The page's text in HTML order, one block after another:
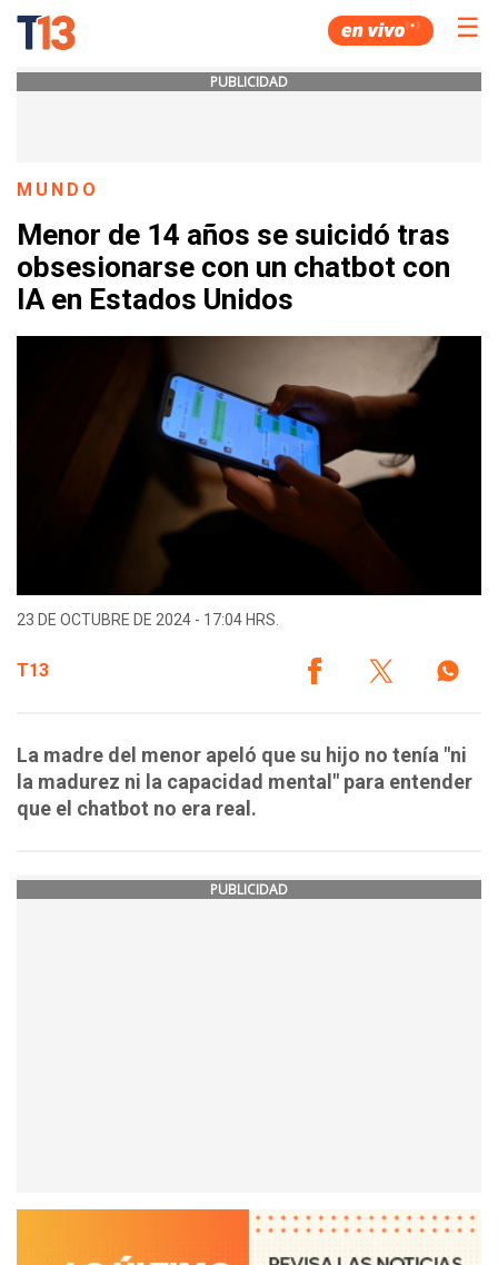
☰
PUBLICIDAD
MUNDO
Menor de 14 años se suicidó tras
obsesionarse con un chatbot con
IA en Estados Unidos
23 DE OCTUBRE DE 2024 - 17:04 HRS.
T13
La madre del menor apeló que su hijo no tenía "ni
la madurez ni la capacidad mental" para entender
que el chatbot no era real.
PUBLICIDAD